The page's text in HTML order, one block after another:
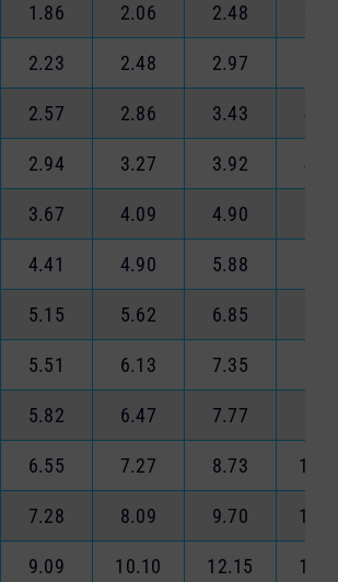
1.86 2.06 2.48
2.23 2.48 2.97
2.57 2.86 3.43
2.94 3.27 3.92
3.67 4.09 4.90
4.41 4.90 5.88
5.15 5.62 6.85
5.51 6.13 7.35
5.82 6.47 7.77
6.55 7.27 8.73
7.28 8.09 9.70
9.09 10.10 12.15